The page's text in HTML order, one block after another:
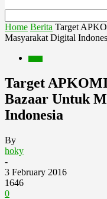
Home Berita Target
Masyarakat Digital
Target
Bazaar Untuk
Indonesia
By
hoky
-
3 February 2016
1646
0